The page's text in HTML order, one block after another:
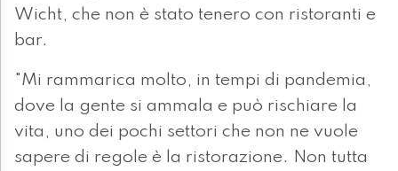
Wicht, che non è stato tenero con ristoranti e
bar.
"Mi rammarica molto, in tempi di pandemia,
dove la gente si ammala e può rischiare la
vita, uno dei pochi settori che non ne vuole
sapere di regole è la ristorazione. Non tutta